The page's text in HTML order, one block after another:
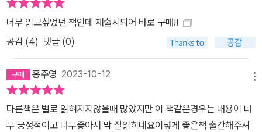
너무 읽고싶었던 책인데 재출시되어 바로 구매!!
공감 (4) 댓글 (0)
홍주영 2023-10-12
다른책은 별로 읽혀지지않을때 많았지만 이 책같은경우는 내용이 너
무 긍정적이고 너무좋아서 막 잘읽히네요이렇게 좋은책 출간해주셔